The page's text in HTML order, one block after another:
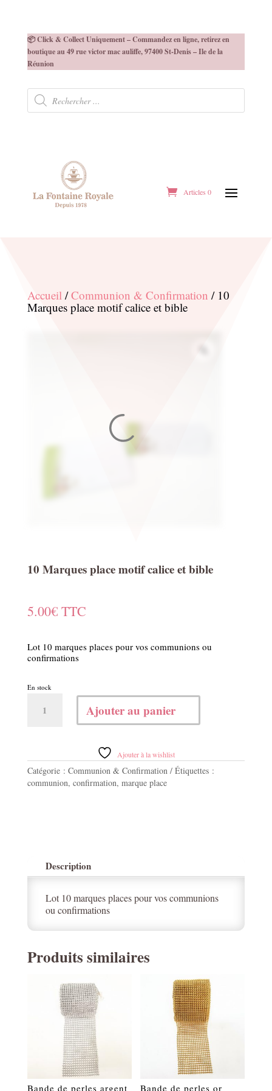
📦 Click & Collect Uniquement – Commandez en ligne, retirez en
boutique au 49 rue victor mac auliffe, 97400 St-Denis – Ile de la
Réunion
Recherche
produits
Articles 0
Accueil/Communion & Confirmation / 10
Marques place motif calice et bible
10 Marques place motif calice et bible
5.00€ TTC
Lot 10 marques places pour vos communions ou
confirmations
En stock
motif
calice
et
Ajouter au panier
Ajouter à la wishlist
Catégorie : Communion & Confirmation
Étiquettes :
communion, confirmation, marque place
Description
Lot 10 marques places pour vos communions
ou confirmations
Produits similaires
Bande de perles argent Bande de perles or